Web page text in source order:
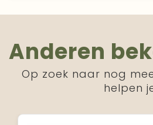
Anderen
Op zoek naar nog
helpen